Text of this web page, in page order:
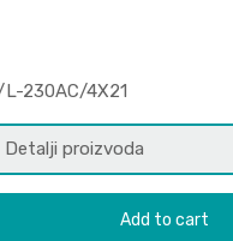
230AC/4X21
Detalji proizvoda
Add to cart